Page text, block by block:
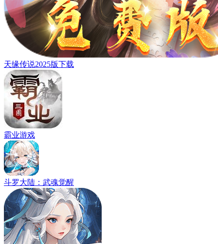
天缘传说2025版下载
霸业游戏
斗罗大陆：武魂觉醒